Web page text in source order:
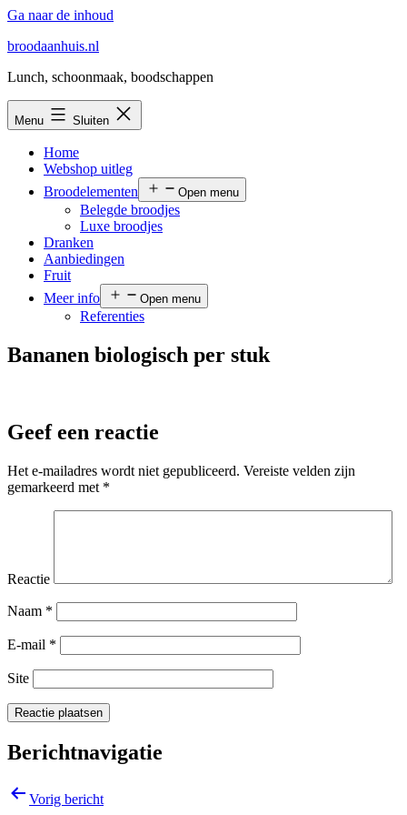
Ga naar de inhoud
broodaanhuis.nl
Lunch, schoonmaak, boodschappen
Menu Sluiten
Home
Webshop uitleg
Broodelementen
Open menu
Belegde broodjes
Luxe broodjes
Dranken
Aanbiedingen
Fruit
Meer info
Open menu
Referenties
Bananen biologisch per stuk
Geef een reactie
Het e-mailadres wordt niet gepubliceerd. Vereiste velden zijn
gemarkeerd met *
Reactie
Naam *
E-mail *
Site
Berichtnavigatie
Vorig bericht